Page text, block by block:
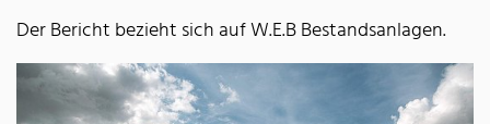
Der Bericht bezieht sich auf W.E.B Bestandsanlagen.